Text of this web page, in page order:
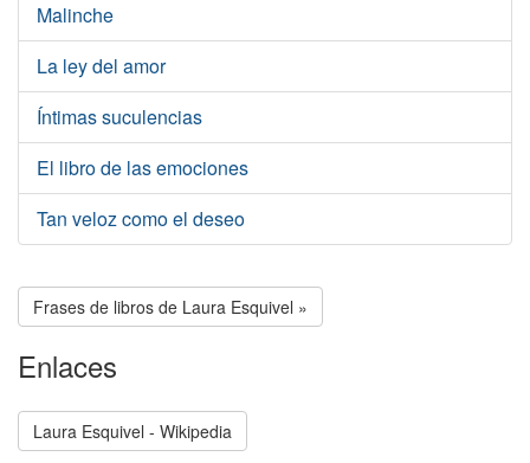
Malinche
La ley del amor
Íntimas suculencias
El libro de las emociones
Tan veloz como el deseo
Frases de libros de Laura Esquivel »
Enlaces
Laura Esquivel - Wikipedia